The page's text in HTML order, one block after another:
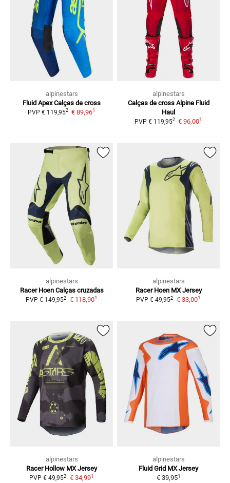
alpinestars
Fluid Apex Calças de cross
PVP € 119,952 € 89,961
alpinestars
Calças de cross Alpine Fluid
Haul
PVP € 119,952 € 96,001
alpinestars
Racer Hoen Calças cruzadas
PVP € 149,952 € 118,901
alpinestars
Racer Hoen MX Jersey
PVP € 49,952 € 33,001
alpinestars
Racer Hollow MX Jersey
PVP € 49,952 € 34,991
alpinestars
Fluid Grid MX Jersey
€ 39,951